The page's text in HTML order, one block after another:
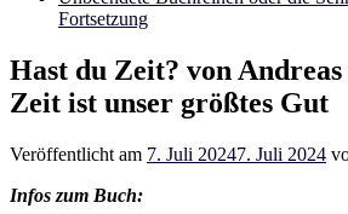
Fortsetzung
Hast du Zeit? von
Zeit ist unser größtes Gut
Veröffentlicht am 7. Juli 20247. Juli 2024
Infos zum Buch: